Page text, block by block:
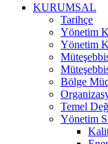
KURUMSAL
Tarihçe
Yönetim
Yönetim
Bölge
Temel
Yönetim